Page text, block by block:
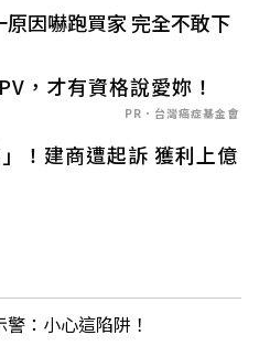
因嚇跑買家 完全不敢下
，才有資格說愛妳！
PR．台灣癌症基金會
！建商遭起訴 獲利上億
：小心這陷阱！